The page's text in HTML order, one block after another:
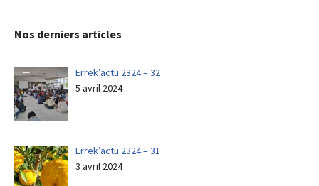
Nos derniers articles
Errek’actu 2324 – 32
5 avril 2024
Errek’actu 2324 – 31
3 avril 2024